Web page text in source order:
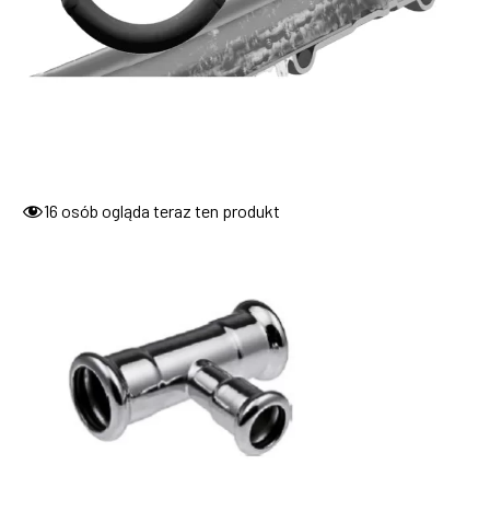
16 osób ogląda teraz ten produkt